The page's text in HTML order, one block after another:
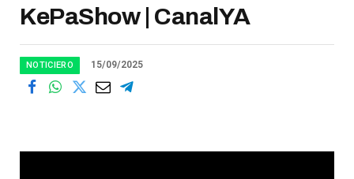
KePaShow | CanalYA
NOTICIERO 15/09/2025